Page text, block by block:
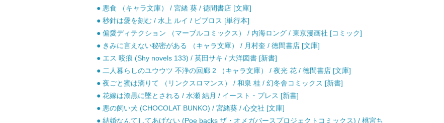
● 悪食 （キャラ文庫） / 宮緒 葵 / 徳間書店 [文庫]
● 秒針は愛を刻む / 水上 ルイ / ビブロス [単行本]
● 偏愛ディテクション （マーブルコミックス） / 内海ロング / 東京漫画社 [コミック]
● きみに言えない秘密がある （キャラ文庫） / 月村奎 / 徳間書店 [文庫]
● エス 咬痕 (Shy novels 133) / 英田サキ / 大洋図書 [新書]
● 二人暮らしのユウウツ 不浄の回廊 2 （キャラ文庫） / 夜光 花 / 徳間書店 [文庫]
● 夜ごと蜜は滴りて （リンクスロマンス） / 和泉 桂 / 幻冬舎コミックス [新書]
● 花嫁は漆黒に墜とされる / 水瀬 結月 / イースト・プレス [新書]
● 悪の飼い犬 (CHOCOLAT BUNKO) / 宮緒葵 / 心交社 [文庫]
● 結婚なんてしてあげない (Poe backs ザ・オメガバースプロジェクトコミックス) / 桃宮ち